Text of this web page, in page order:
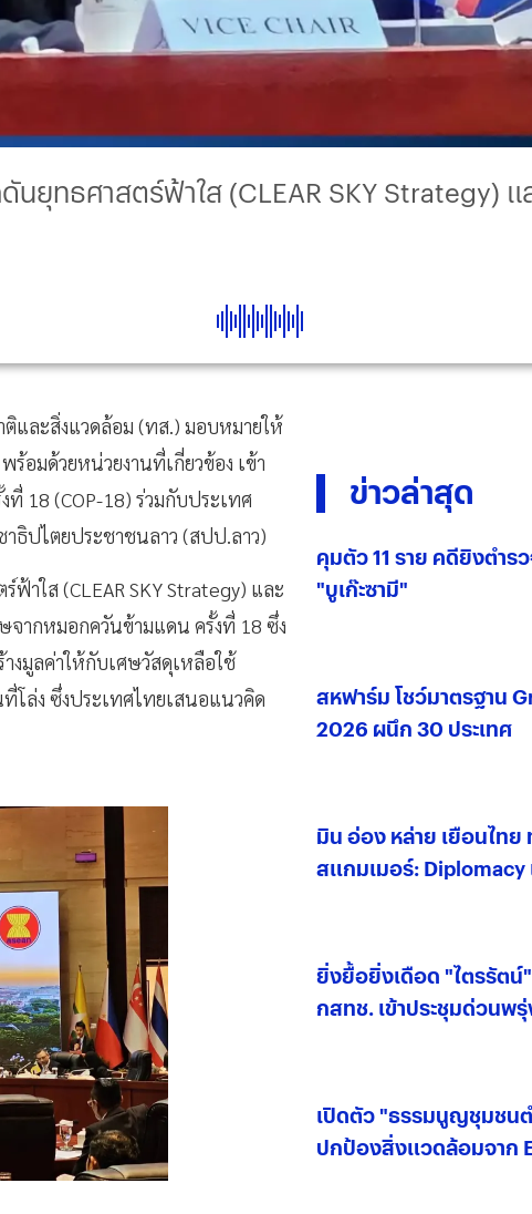
ยุทธศาสตร์ฟ้าใส (CLEAR SKY Strategy) แ
ติและสิ่งแวดล้อม (ทส.) มอบหมายให้
มด้วยหน่วยงานที่เกี่ยวข้อง เข้า
18 (COP-18) ร่วมกับประเทศ
ธิปไตยประชาชนลาว (สปป.ลาว)
าใส (CLEAR SKY Strategy) และ
จากหมอกควันข้ามแดน ครั้งที่ 18 ซึ่ง
งมูลค่าให้กับเศษวัสดุเหลือใช้
ที่โล่ง ซึ่งประเทศไทยเสนอแนวคิด
ข่าวล่าสุด
คุมตัว 11 ราย คดียิงตำร
"บูเก๊ะซามี"
สหฟาร์ม โชว์มาตรฐาน
2026 ผนึก 30 ประเทศ
มิน อ่อง หล่าย เยือนไท
สแกมเมอร์: Diplomacy
ยิ่งยื้อยิ่งเดือด "ไตรรัต
กสทช. เข้าประชุมด่วนพ
เปิดตัว "ธรรมนูญชุมชน
ปกป้องสิ่งแวดล้อมจาก